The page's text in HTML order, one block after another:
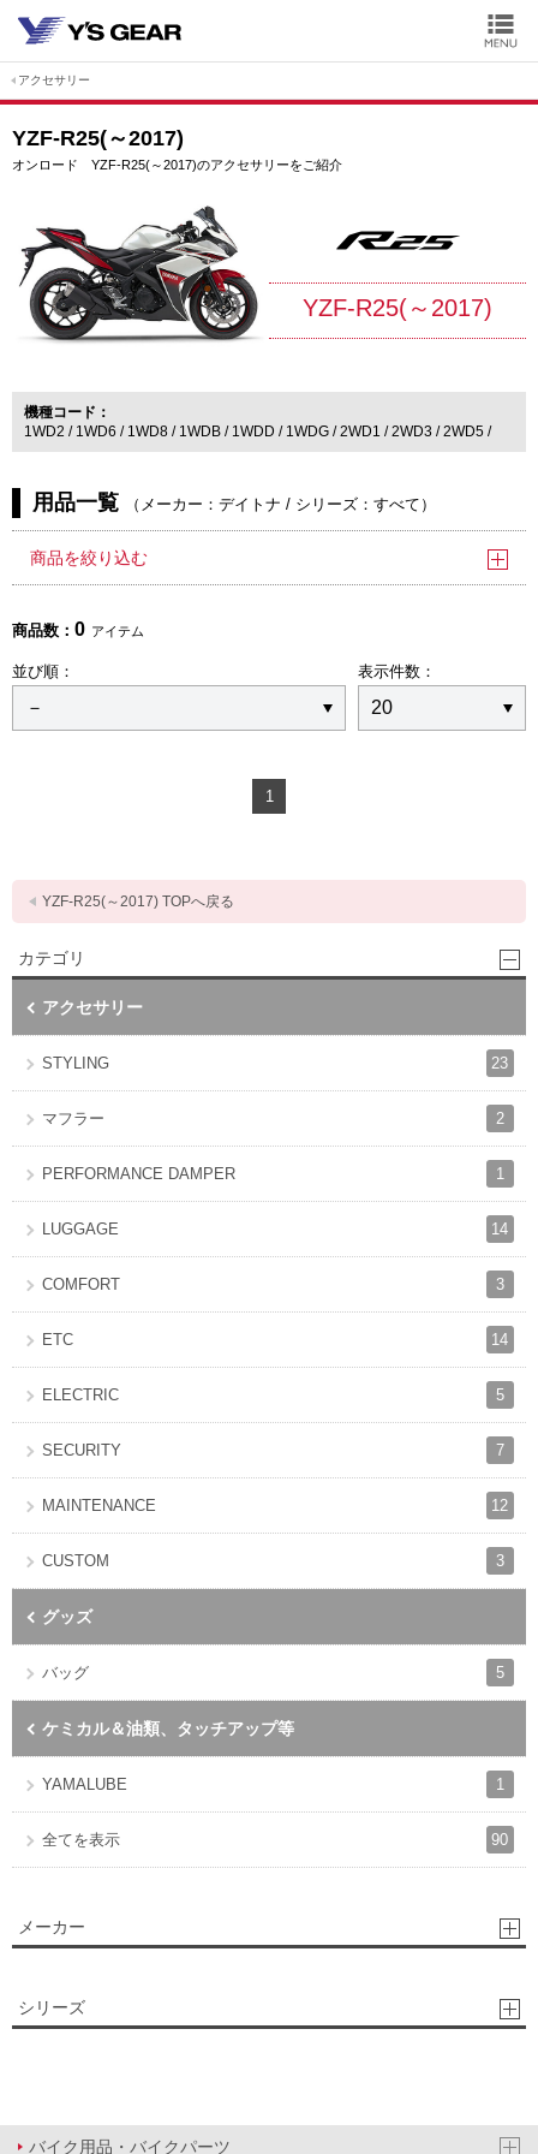
アクセサリー
YZF-R25(～2017)
オンロード YZF-R25(～2017)のアクセサリーをご紹介
YZF-R25(～2017)
機種コード
1WD2
1WD6 1WD8 1WDB 1WDD 1WDG 2WD1 2WD3 2WD5
用品一覧 （ メーカー：デイトナ / シリーズ：すべて ）
商品を絞り込む
商品数： 0 アイテム
並び順： 表示件数：
1
YZF-R25(～2017) TOPへ戻る
カテゴリ
アクセサリー
STYLING 23
マフラー 2
PERFORMANCE DAMPER 1
LUGGAGE 14
COMFORT 3
ETC 14
ELECTRIC 5
SECURITY 7
MAINTENANCE 12
CUSTOM 3
グッズ
バッグ 5
ケミカル＆油類、タッチアップ等
YAMALUBE 1
全てを表示 90
メーカー
シリーズ
バイク用品・バイクパーツ